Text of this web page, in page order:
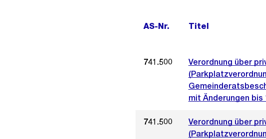
AS-Nr. Titel
741.500
Verordnung über
mit Änderungen bis
741.500
Verordnung über